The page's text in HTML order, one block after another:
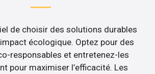
de choisir des solutions durables
écologique. Optez pour des
responsables et entretenez-les
pour maximiser l’efficacité. Les